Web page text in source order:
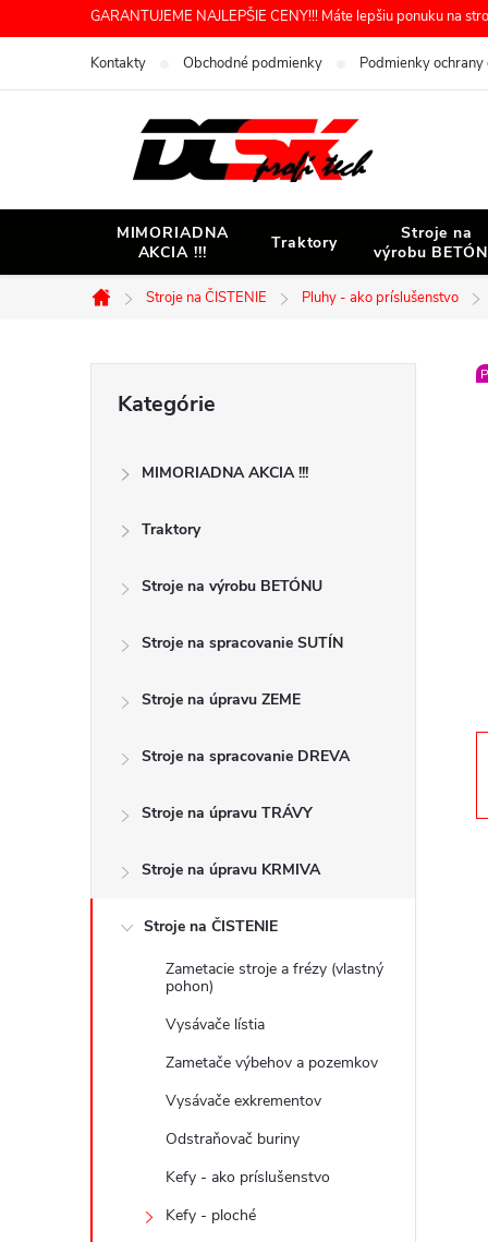
na
GARANTUJEME NAJLEPŠIE CENY!!! Máte lepšiu ponuku na
Kontakty Obchodné podmienky Podmienky
MIMORIADNA
AKCIA !!!
Traktory
Stroje na
výrobu
Domov
Stroje na ČISTENIE Pluhy - ako príslušenstvo
kategórie
Kategórie
MIMORIADNA AKCIA !!!
Traktory
Stroje na výrobu BETÓNU
Stroje na spracovanie SUTÍN
Stroje na úpravu ZEME
Stroje na spracovanie DREVA
Stroje na úpravu TRÁVY
Stroje na úpravu KRMIVA
Stroje na ČISTENIE
Zametacie stroje a frézy (vlastný
pohon)
Vysávače lístia
Zametače výbehov a pozemkov
Vysávače exkrementov
Odstraňovač buriny
Kefy - ako príslušenstvo
Kefy - ploché